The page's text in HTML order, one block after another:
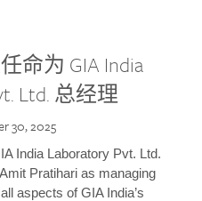
命为 GIA India
Ltd. 总经理
30, 2025
India Laboratory Pvt. Ltd.
Pratihari as managing
aspects of GIA India’s